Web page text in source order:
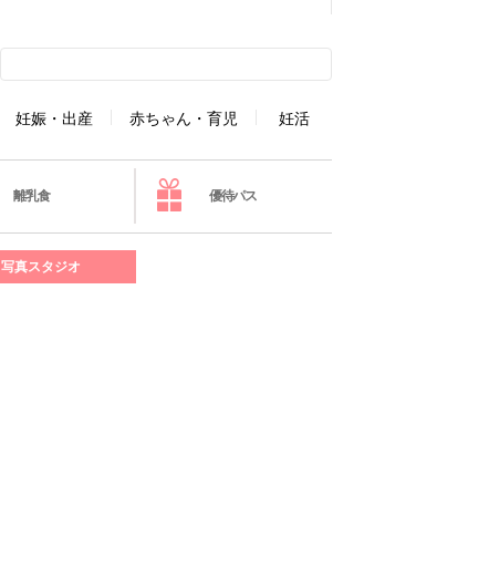
妊娠・出産 赤ちゃん・育児 妊活
離乳食 優待パス
写真スタジオ